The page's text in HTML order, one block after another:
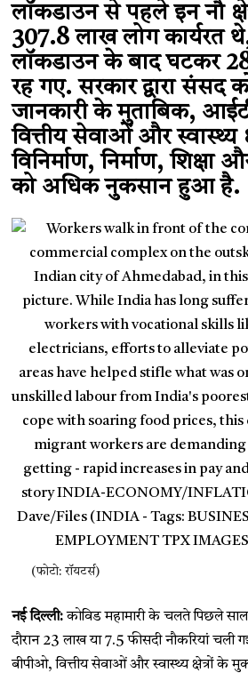
लॉकडाउन से पहले इन नौ
307.8 लाख लोग कार्यरत
लॉकडाउन के बाद घटकर
रह गए. सरकार द्वारा संसद
जानकारी के मुताबिक,
वित्तीय सेवाओं और स्वास्थ्य
विनिर्माण, निर्माण, शिक्षा और
को अधिक नुकसान हुआ है.
(फोटो: रॉयटर्स)
नई दिल्ली:कोविड महामारी के चलते पिछले
दौरान 23 लाख या 7.5 फीसदी नौकरियां चली
बीपीओ, वित्तीय सेवाओं और स्वास्थ्य क्षेत्रों के